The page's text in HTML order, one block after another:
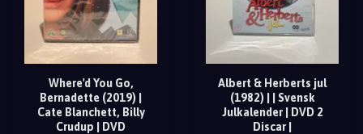
Where'd You Go,
Bernadette (2019) |
Cate Blanchett, Billy
Crudup | DVD
Albert & Herberts jul
(1982) | | Svensk
Julkalender | DVD 2
Discar |